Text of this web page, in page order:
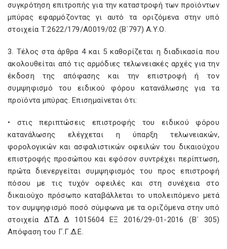
συγκρότηση επιτροπής για την καταστροφή των προϊόντων
μπύρας εφαρμόζοντας γι αυτό τα οριζόμενα στην υπό
στοιχεία Τ.2622/179/Α0019/02 (Β΄797) Α.Υ.Ο.
3. Τέλος στα άρθρα 4 και 5 καθορίζεται η διαδικασία που
ακολουθείται από τις αρμόδιες τελωνειακές αρχές για την
έκδοση της απόφασης και την επιστροφή ή τον
συμψηφισμό του ειδικού φόρου κατανάλωσης για τα
προϊόντα μπύρας. Επισημαίνεται ότι:
• στις περιπτώσεις επιστροφής του ειδικού φόρου
κατανάλωσης ελέγχεται η ύπαρξη τελωνειακών,
φορολογικών και ασφαλιστικών οφειλών του δικαιούχου
επιστροφής προσώπου και εφόσον συντρέχει περίπτωση,
πρώτα διενεργείται συμψηφισμός του προς επιστροφή
πόσου με τις τυχόν οφειλές και στη συνέχεια στο
δικαιούχο πρόσωπο καταβάλλεται το υπολειπόμενο μετά
τον συμψηφισμό ποσό σύμφωνα με τα οριζόμενα στην υπό
στοιχεία ΔΤΔ Δ 1015604 ΕΞ 2016/29-01-2016 (Β΄ 305)
Απόφαση του Γ.Γ.Δ.Ε.